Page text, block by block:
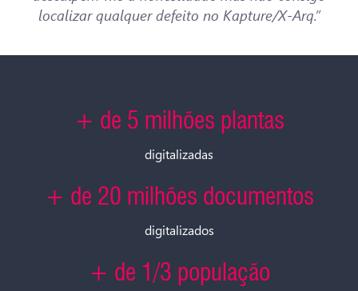
localizar qualquer defeito no Kapture/X-Arq.”
+ de 5 milhões plantas
digitalizadas
+ de 20 milhões documentos
digitalizados
+ de 1/3 população